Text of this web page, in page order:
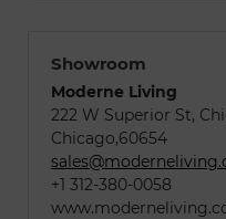
Showroom
Moderne Living
222 W Superior St,
Chicago,60654
+1 312-380-0058